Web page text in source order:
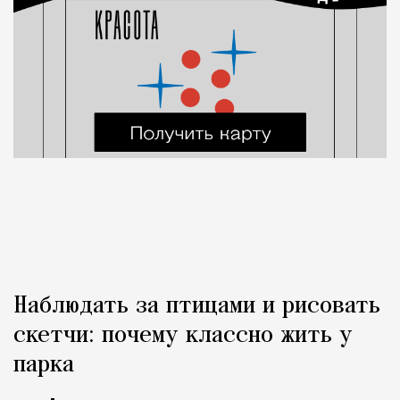
Наблюдать за птицами и рисовать
скетчи: почему классно жить у
парка